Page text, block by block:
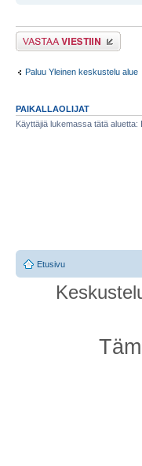
Lähetä vastaus
Paluu Yleinen keskustelu alue
PAIKALLAOLIJAT
Käyttäjiä lukemassa tätä
Etusivu